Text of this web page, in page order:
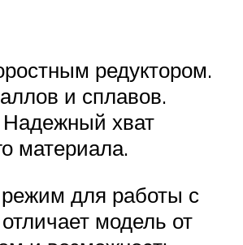
редуктором.
и сплавов.
Надежный хват
материала.
режим для работы с
модель от